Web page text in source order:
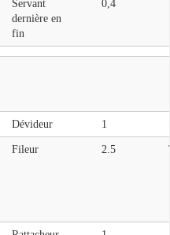
Servant
dernière en
fin
0,4
Dévideur 1
Fileur 2.5